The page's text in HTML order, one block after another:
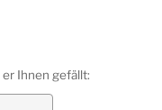
Ihnen gefällt: